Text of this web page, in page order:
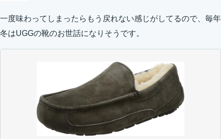
一度味わってしまったらもう戻れない感じがしてるので、毎年
冬はUGGの靴のお世話になりそうです。